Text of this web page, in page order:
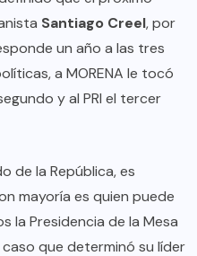
Santiago Creel, por
un año a las tres
a MORENA le tocó
y al PRI el tercer
de la República, es
mayoría es quien puede
la Presidencia de la Mesa
que determinó su líder